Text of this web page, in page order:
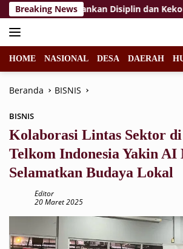
Langsung
ke
konten
Breaking News
2026, Tekankan Disiplin dan
HOME NASIONAL DESA DAERAH
Beranda BISNIS
BISNIS
Kolaborasi Lintas Sektor
Telkom Indonesia Yakin AI
Selamatkan Budaya Lokal
Editor
20 Maret 2025